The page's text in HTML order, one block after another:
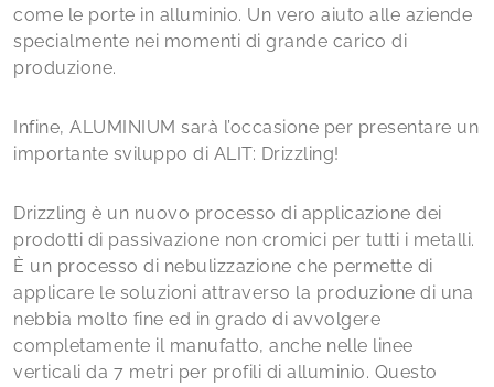
come le porte in alluminio. Un vero aiuto alle aziende
specialmente nei momenti di grande carico di
produzione.
Infine, ALUMINIUM sarà l’occasione per presentare un
importante sviluppo di ALIT: Drizzling!
Drizzling è un nuovo processo di applicazione dei
prodotti di passivazione non cromici per tutti i metalli.
È un processo di nebulizzazione che permette di
applicare le soluzioni attraverso la produzione di una
nebbia molto fine ed in grado di avvolgere
completamente il manufatto, anche nelle linee
verticali da 7 metri per profili di alluminio. Questo